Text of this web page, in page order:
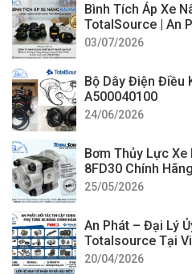
Bình Tích Áp Xe
TotalSource | An
03/07/2026
Bộ Dây Điện Điều
A500040100
24/06/2026
Bơm Thủy Lực
8FD30 Chính
25/05/2026
An Phát – Đại Lý
Totalsource Tại
20/04/2026